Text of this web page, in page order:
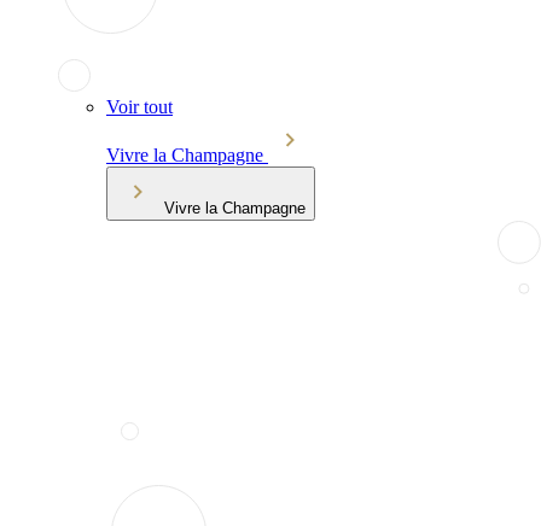
Voir tout
Vivre la Champagne
Vivre la Champagne